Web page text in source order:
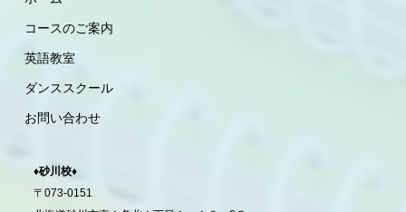
コースのご案内
英語教室
ダンススクール
お問い合わせ
♦砂川校♦
〒073-0151